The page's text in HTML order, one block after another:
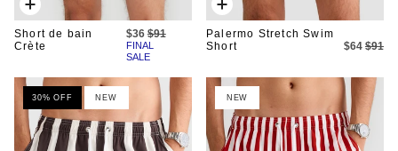
Ajout
rapide
Short de bain
Crète
FINAL
SALE
$36 $91
Ajout
rapide
Palermo Stretch Swim
Short
$64 $91
30% OFF NEW NEW